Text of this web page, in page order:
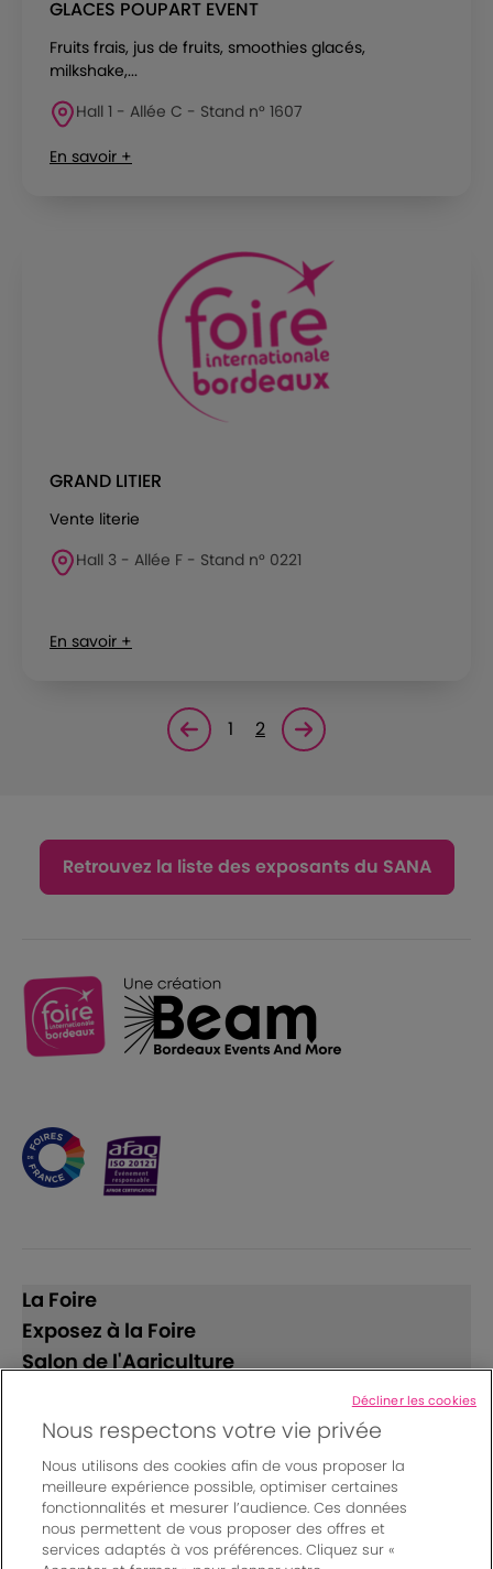
GLACES POUPART EVENT
Fruits frais, jus de fruits, smoothies glacés,
milkshake,...
Hall 1 - Allée C - Stand n° 1607
En savoir +
GRAND LITIER
Vente literie
Hall 3 - Allée F - Stand n° 0221
En savoir +
Page précédente
1 2 Page suivante<
Retrouvez la liste des exposants du SANA
La Foire
Exposez à la Foire
Salon de l'Agriculture
Suivez-nous
Nous respectons votre vie privée
Nous utilisons des cookies afin de vous proposer la
meilleure expérience possible, optimiser certaines
fonctionnalités et mesurer l’audience. Ces données
nous permettent de vous proposer des offres et
services adaptés à vos préférences. Cliquez sur «
Décliner les cookies